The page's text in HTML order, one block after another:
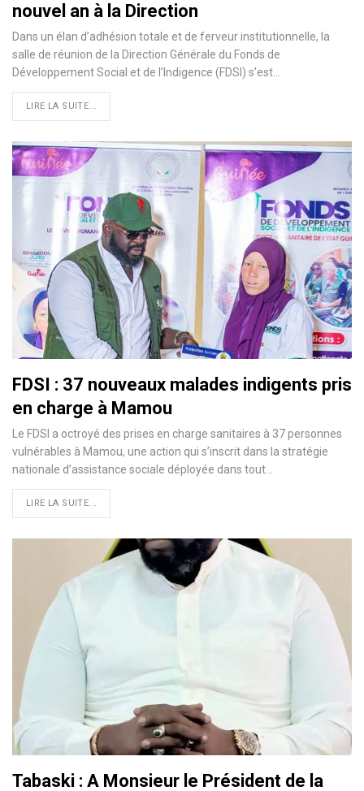
nouvel an à la Direction
Dans un élan d’adhésion totale et de ferveur institutionnelle, la
salle de réunion de la Direction Générale du Fonds de
Développement Social et de l’Indigence (FDSI) s’est…
LIRE LA SUITE...
FDSI : 37 nouveaux malades indigents pris
en charge à Mamou
Le FDSI a octroyé des prises en charge sanitaires à 37 personnes
vulnérables à Mamou, une action qui s’inscrit dans la stratégie
nationale d’assistance sociale déployée dans tout…
LIRE LA SUITE...
Tabaski : A Monsieur le Président de la